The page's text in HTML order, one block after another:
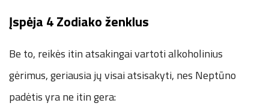
Įspėja 4 Zodiako ženklus
Be to, reikės itin atsakingai vartoti alkoholinius
gėrimus, geriausia jų visai atsisakyti, nes Neptūno
padėtis yra ne itin gera: